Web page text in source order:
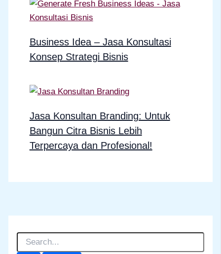
Business Idea – Jasa Konsultasi
Konsep Strategi Bisnis
Jasa Konsultan Branding: Untuk
Bangun Citra Bisnis Lebih
Terpercaya dan Profesional!
C